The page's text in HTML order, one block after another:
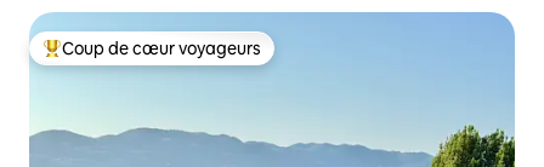
Coup de cœur voyageurs parmi les plus aimés
Coup de cœur voyageurs